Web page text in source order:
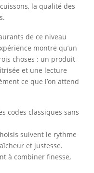
la qualité des
de ce niveau
montre qu’un
choses : un produit
et une lecture
ce que l’on attend
codes classiques sans
suivent le rythme
et justesse.
à combiner finesse,